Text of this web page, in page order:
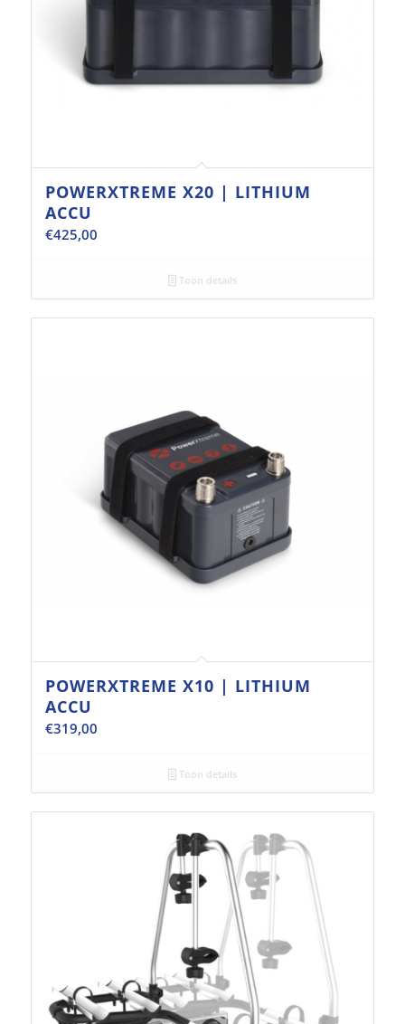
POWERXTREME X20 | LITHIUM
ACCU
€425,00
Toon details
POWERXTREME X10 | LITHIUM
ACCU
€319,00
Toon details